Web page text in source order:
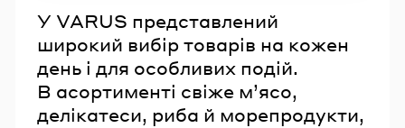
У VARUS представлений
широкий вибір товарів на кожен
день і для особливих подій.
В асортименті свіже м’ясо,
делікатеси, риба й морепродукти,